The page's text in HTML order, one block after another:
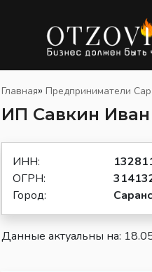
Главная» Предприниматели
ИП Савкин
ИНН:
ОГРН:
Город:
Данные актуальны на: